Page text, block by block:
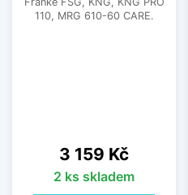
110, MRG 610-60 CARE.
Cena
3 159 Kč
2 ks skladem